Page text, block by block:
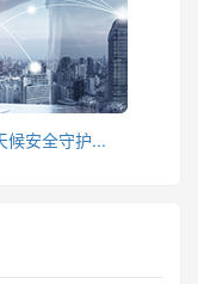
候安全守护...